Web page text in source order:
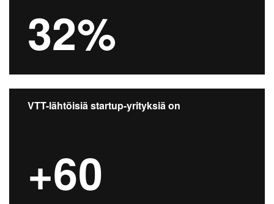
32%
VTT-lähtöisiä startup-yrityksiä on
+60